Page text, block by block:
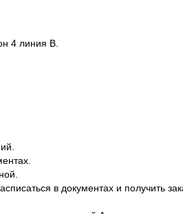
4 линия В.
в документах и получить